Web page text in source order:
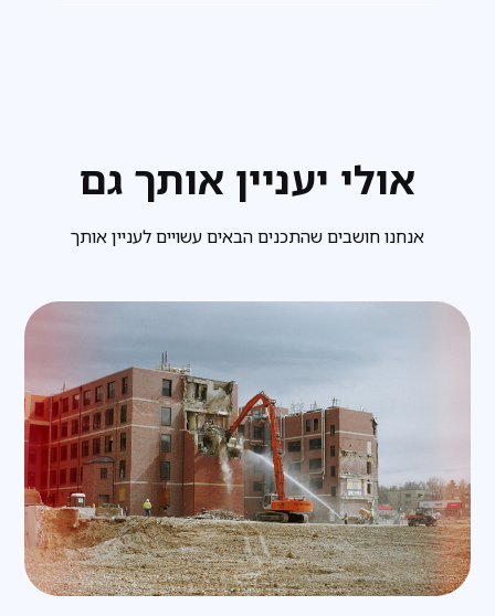
אולי יעניין אותך גם
אנחנו חושבים שהתכנים הבאים עשויים לעניין אותך